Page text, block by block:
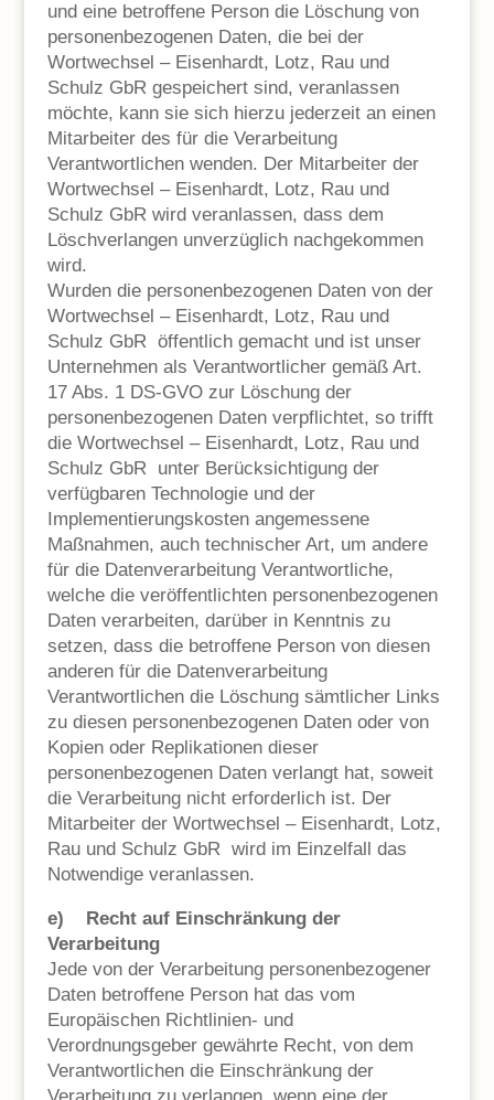
und eine betroffene Person die Löschung von
personenbezogenen Daten, die bei der
Wortwechsel – Eisenhardt, Lotz, Rau und
Schulz GbR gespeichert sind, veranlassen
möchte, kann sie sich hierzu jederzeit an einen
Mitarbeiter des für die Verarbeitung
Verantwortlichen wenden. Der Mitarbeiter der
Wortwechsel – Eisenhardt, Lotz, Rau und
Schulz GbR wird veranlassen, dass dem
Löschverlangen unverzüglich nachgekommen
wird.
Wurden die personenbezogenen Daten von der
Wortwechsel – Eisenhardt, Lotz, Rau und
Schulz GbR öffentlich gemacht und ist unser
Unternehmen als Verantwortlicher gemäß Art.
17 Abs. 1 DS-GVO zur Löschung der
personenbezogenen Daten verpflichtet, so trifft
die Wortwechsel – Eisenhardt, Lotz, Rau und
Schulz GbR unter Berücksichtigung der
verfügbaren Technologie und der
Implementierungskosten angemessene
Maßnahmen, auch technischer Art, um andere
für die Datenverarbeitung Verantwortliche,
welche die veröffentlichten personenbezogenen
Daten verarbeiten, darüber in Kenntnis zu
setzen, dass die betroffene Person von diesen
anderen für die Datenverarbeitung
Verantwortlichen die Löschung sämtlicher Links
zu diesen personenbezogenen Daten oder von
Kopien oder Replikationen dieser
personenbezogenen Daten verlangt hat, soweit
die Verarbeitung nicht erforderlich ist. Der
Mitarbeiter der Wortwechsel – Eisenhardt, Lotz,
Rau und Schulz GbR wird im Einzelfall das
Notwendige veranlassen.
e) Recht auf Einschränkung der
Verarbeitung
Jede von der Verarbeitung personenbezogener
Daten betroffene Person hat das vom
Europäischen Richtlinien- und
Verordnungsgeber gewährte Recht, von dem
Verantwortlichen die Einschränkung der